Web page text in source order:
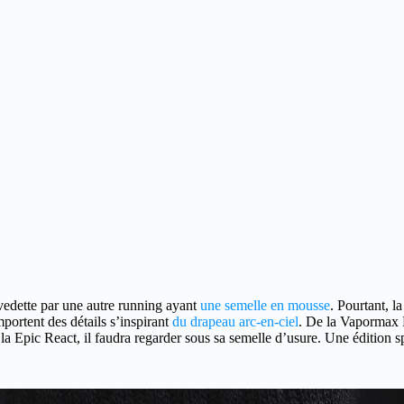
par une autre running ayant une semelle en mousse. Pourtant,
des détails s’inspirant du drapeau arc-en-ciel. De la Vapormax
Epic React, il faudra regarder sous sa semelle d’usure. Une